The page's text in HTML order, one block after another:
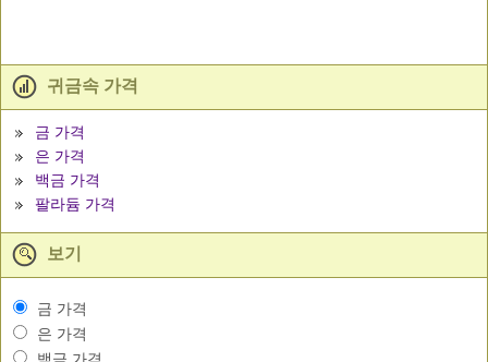
귀금속 가격
금 가격
은 가격
백금 가격
팔라듐 가격
보기
금 가격
은 가격